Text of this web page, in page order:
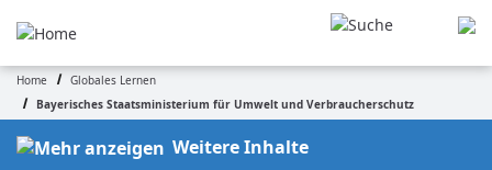
content
Breadcrumb
Home
Globales Lernen
Bayerisches Staatsministerium für Umwelt und Verbraucherschutz
Weitere Inhalte